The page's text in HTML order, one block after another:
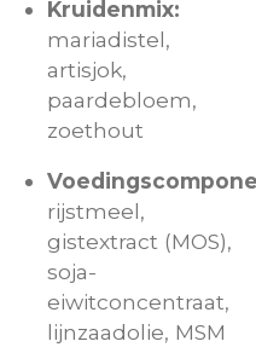
Kruidenmix:
mariadistel,
artisjok,
paardebloem,
zoethout
rijstmeel,
gistextract (MOS),
soja-
eiwitconcentraat,
lijnzaadolie, MSM